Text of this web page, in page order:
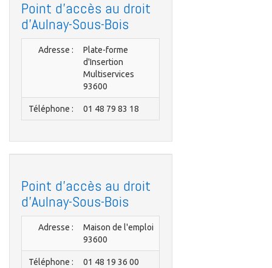
Point d'accès au droit
d'Aulnay-Sous-Bois
Adresse :
Plate-forme
d'Insertion
Multiservices
93600
Téléphone : 01 48 79 83 18
Point d'accès au droit
d'Aulnay-Sous-Bois
Adresse :
Maison de l'emploi
93600
Téléphone : 01 48 19 36 00